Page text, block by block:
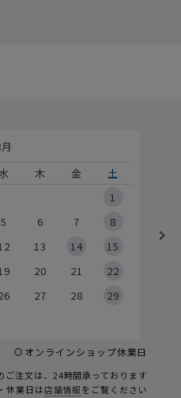
木 金
土
1
5 6 7
8
13 14
15
20 21
22
27 28
29
オンラインショップ休業日
注文は、24時間承っております
休業日は店舗情報をご覧ください